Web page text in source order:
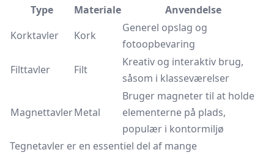
Type
Materiale
Anvendelse
Korktavler
Kork
Generel opslag og
fotoopbevaring
Filttavler
Filt
Kreativ og interaktiv brug,
såsom i klasseværelser
MagnettavlerMetal
Bruger magneter til at holde
elementerne på plads,
populær i kontormiljø
Tegnetavler er en essentiel del af mange